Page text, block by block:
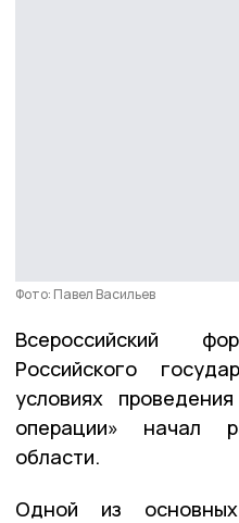
Фото: Павел Васильев
Всероссийский
Российского
условиях
операции» начал
области.
Одной из